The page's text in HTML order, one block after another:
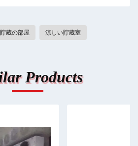
メッセージ
蔵の部屋 涼しい貯蔵室
Products